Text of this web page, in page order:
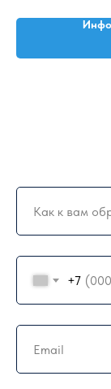
+7
Нажимая на кнопку
полезные письма.